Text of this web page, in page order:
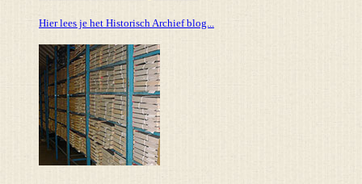
Hier lees je het Historisch Archief blog...